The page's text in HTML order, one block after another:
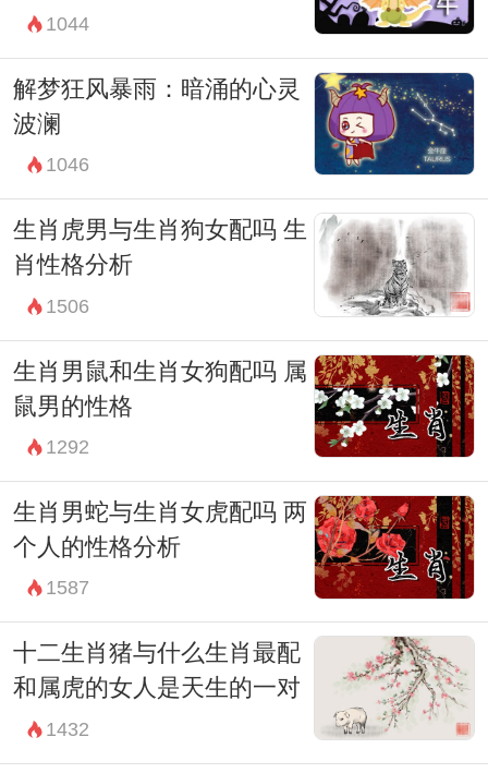
1044
解梦狂风暴雨：暗涌的心灵
波澜
1046
生肖虎男与生肖狗女配吗 生
肖性格分析
1506
生肖男鼠和生肖女狗配吗 属
鼠男的性格
1292
生肖男蛇与生肖女虎配吗 两
个人的性格分析
1587
十二生肖猪与什么生肖最配
和属虎的女人是天生的一对
1432